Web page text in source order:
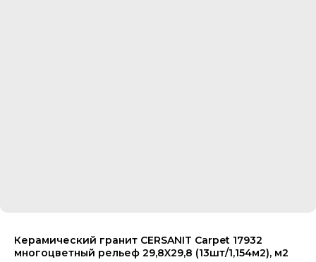
Керамический гранит CERSANIT Carpet 17932
многоцветный рельеф 29,8X29,8 (13шт/1,154м2), м2